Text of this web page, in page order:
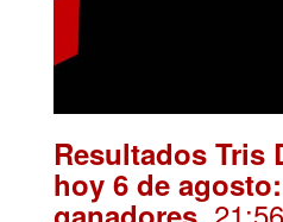
Resultados Tris
hoy 6 de